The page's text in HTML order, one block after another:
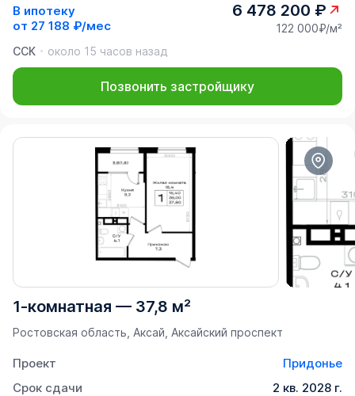
В ипотеку
от 27 188 ₽/мес
6 478 200 ₽
122 000₽/м²
ССК
около 15 часов назад
Позвонить застройщику
1-комнатная — 37,8 м²
Ростовская область, Аксай, Аксайский проспект
Проект
Придонье
Срок сдачи
2 кв. 2028 г.